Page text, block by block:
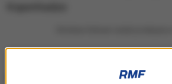
Christian Eriksen przekazał przez